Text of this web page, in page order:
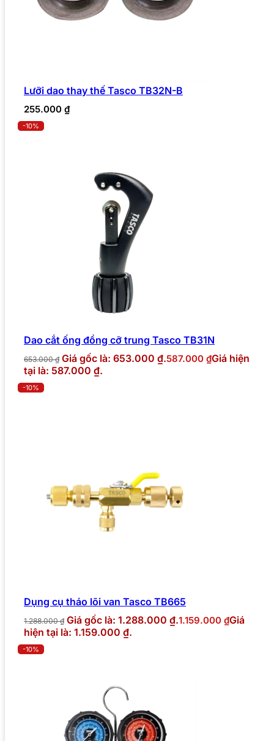
Lưỡi dao thay thế Tasco TB32N-B
255.000 ₫
-10%
Dao cắt ống đồng cỡ trung Tasco TB31N
653.000₫ Giá gốc là: 653.000 ₫.587.000 ₫Giá hiện
tại là: 587.000 ₫.
-10%
Dụng cụ tháo lõi van Tasco TB665
1.288.000₫ Giá gốc là: 1.288.000 ₫.1.159.000 ₫Giá
hiện tại là: 1.159.000 ₫.
-10%